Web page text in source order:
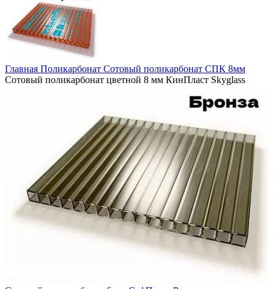
Главная Поликарбонат Сотовый поликарбонат СПК 8мм
Сотовый поликарбонат цветной 8 мм КинПласт Skyglass